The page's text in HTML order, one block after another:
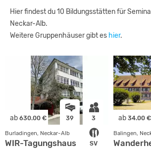
Hier findest du 10 Bildungsstätten für
Neckar-Alb.
Weitere Gruppenhäuser gibt es hier.
ab 630.00 € 39 3
SV
Burladingen, Neckar-Alb
WIR-Tagungshaus
ab 34.00 €
Balingen,